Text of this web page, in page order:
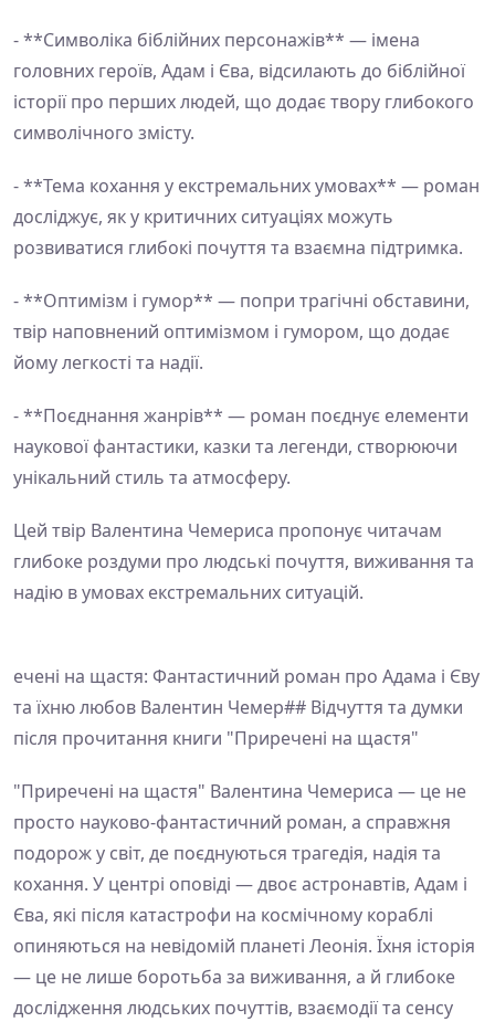
- **Символіка біблійних персонажів** — імена
головних героїв, Адам і Єва, відсилають до біблійної
історії про перших людей, що додає твору глибокого
символічного змісту.
- **Тема кохання у екстремальних умовах** — роман
досліджує, як у критичних ситуаціях можуть
розвиватися глибокі почуття та взаємна підтримка.
- **Оптимізм і гумор** — попри трагічні обставини,
твір наповнений оптимізмом і гумором, що додає
йому легкості та надії.
- **Поєднання жанрів** — роман поєднує елементи
наукової фантастики, казки та легенди, створюючи
унікальний стиль та атмосферу.
Цей твір Валентина Чемериса пропонує читачам
глибоке роздуми про людські почуття, виживання та
надію в умовах екстремальних ситуацій.
ечені на щастя: Фантастичний роман про Адама і Єву
та їхню любов Валентин Чемер## Відчуття та думки
після прочитання книги "Приречені на щастя"
"Приречені на щастя" Валентина Чемериса — це не
просто науково-фантастичний роман, а справжня
подорож у світ, де поєднуються трагедія, надія та
кохання. У центрі оповіді — двоє астронавтів, Адам і
Єва, які після катастрофи на космічному кораблі
опиняються на невідомій планеті Леонія. Їхня історія
— це не лише боротьба за виживання, а й глибоке
дослідження людських почуттів, взаємодії та сенсу